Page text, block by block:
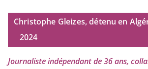
Christophe Gleizes, détenu en
2024
Journaliste indé­pen­dant de36ans,